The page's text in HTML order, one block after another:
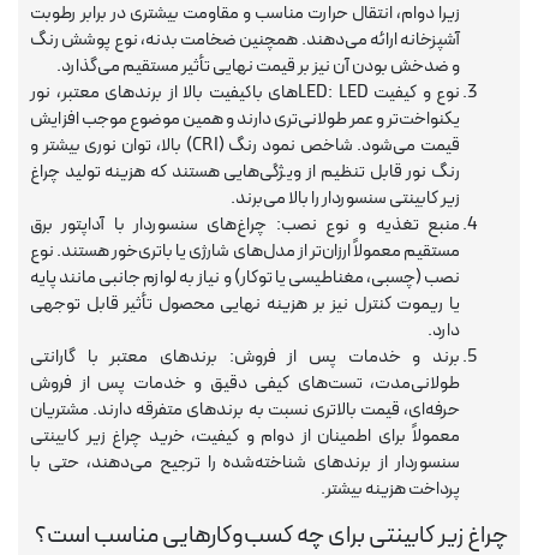
زیرا دوام، انتقال حرارت مناسب و مقاومت بیشتری در برابر رطوبت
آشپزخانه ارائه می‌دهند. همچنین ضخامت بدنه، نوع پوشش رنگ
و ضدخش بودن آن نیز بر قیمت نهایی تأثیر مستقیم می‌گذارد.
نوع و کیفیت LED: LEDهای باکیفیت بالا از برندهای معتبر، نور
یکنواخت‌تر و عمر طولانی‌تری دارند و همین موضوع موجب افزایش
قیمت می‌شود. شاخص نمود رنگ (CRI) بالا، توان نوری بیشتر و
رنگ نور قابل تنظیم از ویژگی‌هایی هستند که هزینه تولید چراغ
زیر کابینتی سنسوردار را بالا می‌برند.
منبع تغذیه و نوع نصب: چراغ‌های سنسوردار با آداپتور برق
مستقیم معمولاً ارزان‌تر از مدل‌های شارژی یا باتری‌خور هستند. نوع
نصب (چسبی، مغناطیسی یا توکار) و نیاز به لوازم جانبی مانند پایه
یا ریموت کنترل نیز بر هزینه نهایی محصول تأثیر قابل توجهی
دارد.
برند و خدمات پس از فروش: برندهای معتبر با گارانتی
طولانی‌مدت، تست‌های کیفی دقیق و خدمات پس از فروش
حرفه‌ای، قیمت بالاتری نسبت به برندهای متفرقه دارند. مشتریان
معمولاً برای اطمینان از دوام و کیفیت، خرید چراغ زیر کابینتی
سنسوردار از برندهای شناخته‌شده را ترجیح می‌دهند، حتی با
پرداخت هزینه بیشتر.
چراغ زیر کابینتی برای چه کسب‌وکارهایی مناسب است؟